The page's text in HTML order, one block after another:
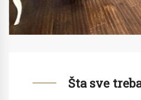
Šta sve